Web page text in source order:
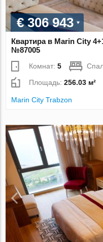
€ 306 943
Квартира в Marin City
№87005
Комнат:5
Площадь:256.03 м²
Marin City Trabzon